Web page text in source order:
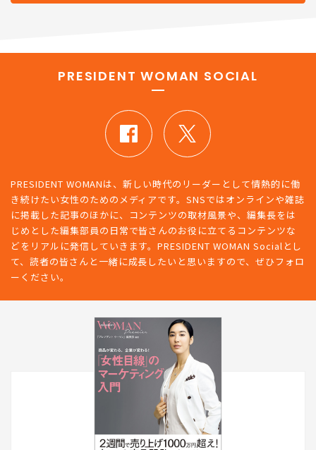
PRESIDENT WOMAN SOCIAL
PRESIDENT WOMANは、新しい時代のリーダーとして情熱的に働
き続けたい女性のためのメディアです。SNSではオンラインや雑誌
に掲載した記事のほかに、コンテンツの取材風景や、編集長をは
じめとした編集部員の日常で皆さんのお役に立てるコンテンツな
どをリアルに発信していきます。PRESIDENT WOMAN Socialとし
て、読者の皆さんと一緒に成長したいと思いますので、ぜひフォロ
ーください。